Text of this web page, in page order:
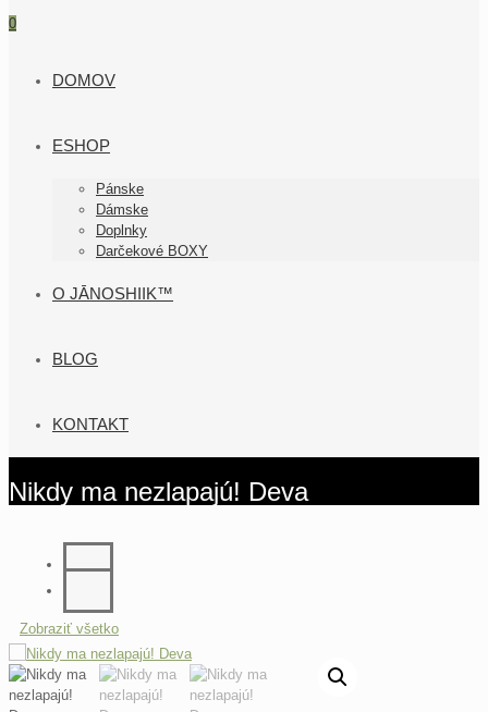
0
DOMOV
ESHOP
Pánske
Dámske
Doplnky
Darčekové BOXY
O JĀNOSHIIK™
BLOG
KONTAKT
Nikdy ma nezlapajú! Deva
Zobraziť všetko